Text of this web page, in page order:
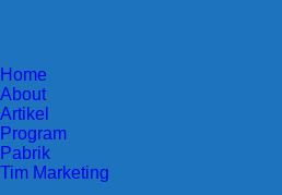
Home
About
Artikel
Program
Pabrik
Tim Marketing